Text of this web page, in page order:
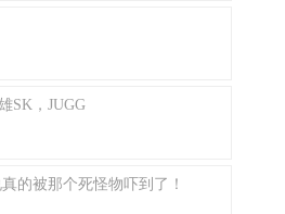
SK，JUGG
的被那个死怪物吓到了！